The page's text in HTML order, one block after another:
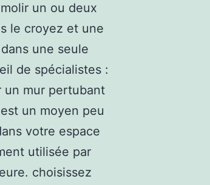
un ou deux
le croyez et une
une seule
de spécialistes :
un mur pertubant
un moyen peu
votre espace
utilisée par
choisissez